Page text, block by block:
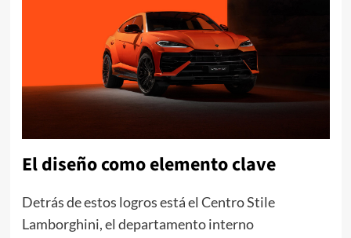
El diseño como elemento clave
Detrás de estos logros está el Centro Stile
Lamborghini, el departamento interno